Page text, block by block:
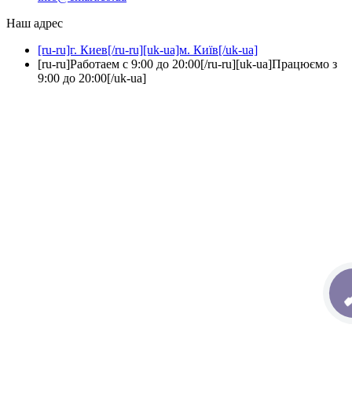
Наш адрес
[ru-ru]г. Киев[/ru-ru][uk-ua]м. Київ[/uk-ua]
[ru-ru]Работаем с 9:00 до 20:00[/ru-ru][uk-ua]Працюємо з
9:00 до 20:00[/uk-ua]